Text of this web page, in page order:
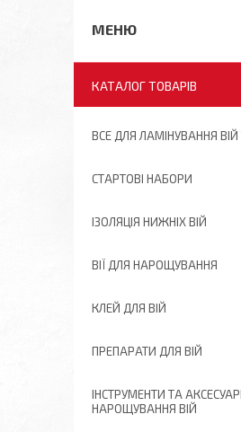
КАТАЛОГ ТОВАРІВ
ВСЕ ДЛЯ ЛАМІНУВАННЯ ВІЙ
СТАРТОВІ НАБОРИ
ІЗОЛЯЦІЯ НИЖНІХ ВІЙ
ВІЇ ДЛЯ НАРОЩУВАННЯ
КЛЕЙ ДЛЯ ВІЙ
ПРЕПАРАТИ ДЛЯ ВІЙ
ІНСТРУМЕНТИ ТА
НАРОЩУВАННЯ ВІЙ